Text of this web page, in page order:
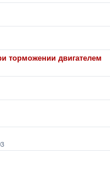
торможении двигателем